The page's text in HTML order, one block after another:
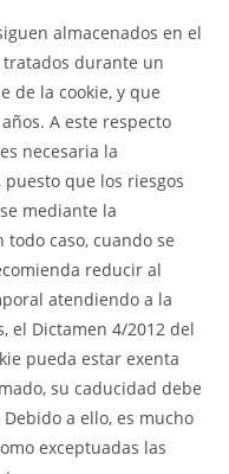
almacenados en el
durante un
de la cookie, y que
A este respecto
necesaria la
que los riesgos
mediante la
todo caso, cuando se
reducir al
atendiendo a la
el Dictamen 4/2012 del
pueda estar exenta
su caducidad debe
a ello, es mucho
exceptuadas las